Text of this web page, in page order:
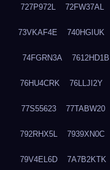
727P972L 72FW37AL
73VKAF4E 740HGIUK
74FGRN3A 7612HD1B
76HU4CRK 76LLJI2Y
77S55623 77TABW20
792RHX5L 7939XN0C
79V4EL6D 7A7B2KTK